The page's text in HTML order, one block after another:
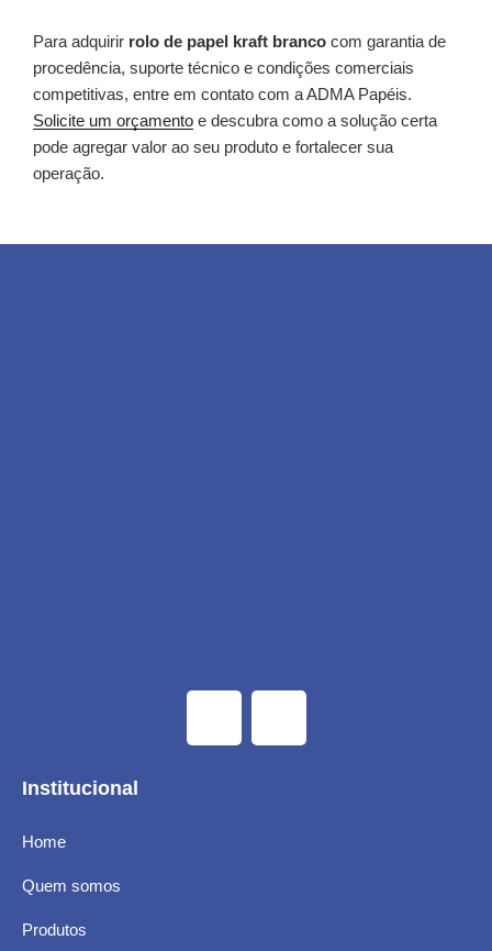
Para adquirir rolo de papel kraft branco com garantia de
procedência, suporte técnico e condições comerciais
competitivas, entre em contato com a ADMA Papéis.
Solicite um orçamento e descubra como a solução certa
pode agregar valor ao seu produto e fortalecer sua
operação.
Institucional
Home
Quem somos
Produtos